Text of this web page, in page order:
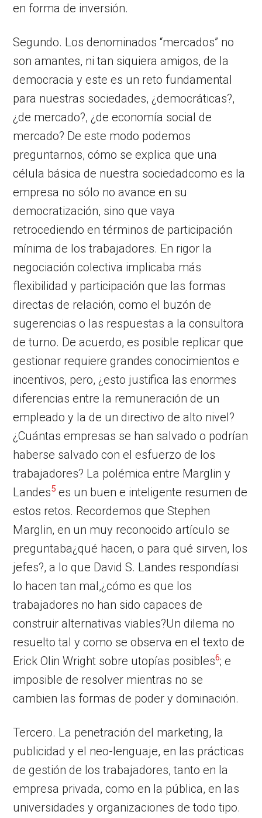
en forma de inversión.
Segundo. Los denominados “mercados” no
son amantes, ni tan siquiera amigos, de la
democracia y este es un reto fundamental
para nuestras sociedades, ¿democráticas?,
¿de mercado?, ¿de economía social de
mercado? De este modo podemos
preguntarnos, cómo se explica que una
célula básica de nuestra sociedadcomo es la
empresa no sólo no avance en su
democratización, sino que vaya
retrocediendo en términos de participación
mínima de los trabajadores. En rigor la
negociación colectiva implicaba más
flexibilidad y participación que las formas
directas de relación, como el buzón de
sugerencias o las respuestas a la consultora
de turno. De acuerdo, es posible replicar que
gestionar requiere grandes conocimientos e
incentivos, pero, ¿esto justifica las enormes
diferencias entre la remuneración de un
empleado y la de un directivo de alto nivel?
¿Cuántas empresas se han salvado o podrían
haberse salvado con el esfuerzo de los
trabajadores? La polémica entre Marglin y
Landes5 es un buen e inteligente resumen de
estos retos. Recordemos que Stephen
Marglin, en un muy reconocido artículo se
preguntaba¿qué hacen, o para qué sirven, los
jefes?, a lo que David S. Landes respondíasi
lo hacen tan mal,¿cómo es que los
trabajadores no han sido capaces de
construir alternativas viables?Un dilema no
resuelto tal y como se observa en el texto de
Erick Olin Wright sobre utopías posibles6; e
imposible de resolver mientras no se
cambien las formas de poder y dominación.
Tercero. La penetración del marketing, la
publicidad y el neo-lenguaje, en las prácticas
de gestión de los trabajadores, tanto en la
empresa privada, como en la pública, en las
universidades y organizaciones de todo tipo.